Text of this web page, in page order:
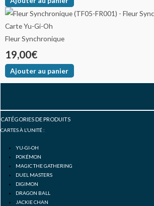
Fleur Synchronique
19,00€
Ajouter au panier
CATÉGORIES DE PRODUITS
CARTES À L’UNITÉ :
YU-GI-OH
POKÉMON
MAGIC THE GATHERING
DUEL MASTERS
DIGIMON
DRAGON BALL
JACKIE CHAN